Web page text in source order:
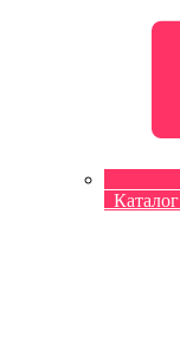
Каталог